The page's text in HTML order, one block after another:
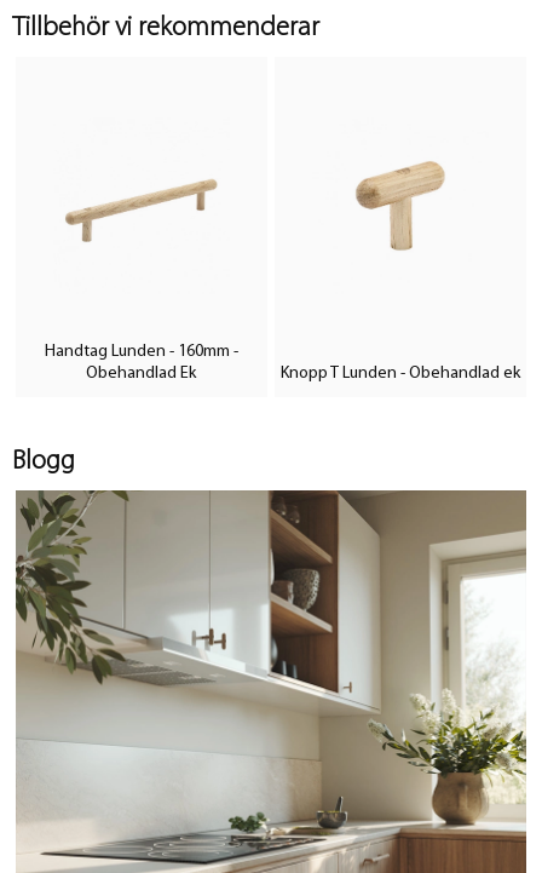
Tillbehör vi rekommenderar
Handtag Lunden - 160mm -
Obehandlad Ek
Knopp T Lunden - Obehandlad ek
Blogg